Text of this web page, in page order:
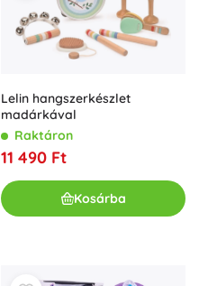
Lelin hangszerkészlet
madárkával
Raktáron
11 490 Ft
Kosárba